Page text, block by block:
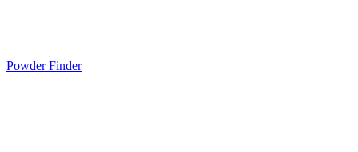
Powder Finder